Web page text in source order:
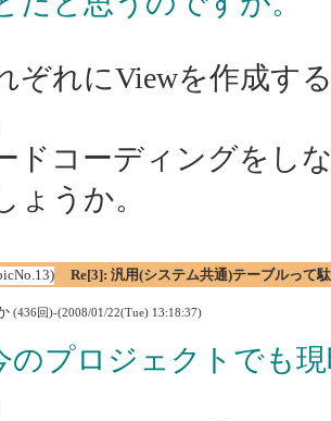
ぞれにViewを作成す
ドコーディングをし
ょうか。
Re[3]: 汎用(システム共通)テーブルって
(436回)-(2008/01/22(Tue) 13:18:37)
のプロジェクトでも